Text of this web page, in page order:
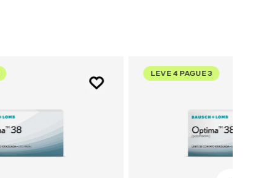
LEVE 4 PAGUE 3